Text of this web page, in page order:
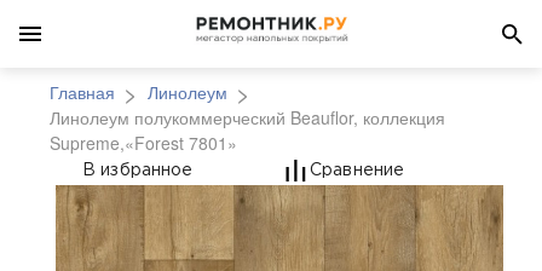
Главная
Линолеум
Линолеум полукоммерческий Beauflor, коллекция
Supreme,«Forest 7801»
Линолеум
В избранное Сравнение